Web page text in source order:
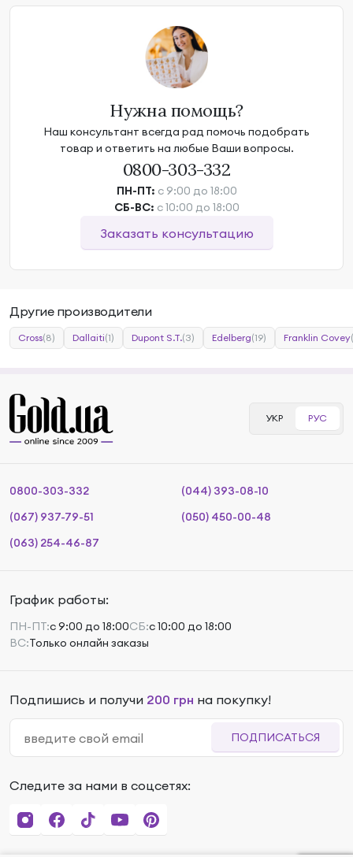
Нужна помощь?
Наш консультант всегда рад помочь подобрать
товар и ответить на любые Ваши вопросы.
0800-303-332
ПН-ПТ: с 9:00 до 18:00
СБ-ВС: с 10:00 до 18:00
Заказать консультацию
Другие производители
Cross(8) Dallaiti(1) Dupont S.T.(3) Edelberg(19) Franklin Covey
УКР РУС
0800-303-332
(044) 393-08-10
(067) 937-79-51
(050) 450-00-48
(063) 254-46-87
График работы:
ПН-ПТ:с 9:00 до 18:00СБ:с 10:00 до 18:00
ВС:Только онлайн заказы
Подпишись и получи 200 грн на покупку!
ПОДПИСАТЬСЯ
Следите за нами в соцсетях: